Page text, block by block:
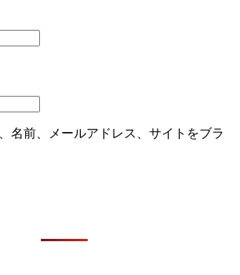
名前、メールアドレス、サイトをブラ